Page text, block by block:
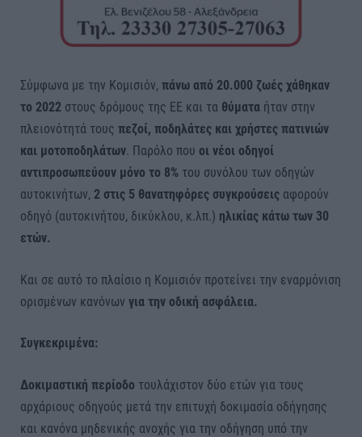
Σύμφωνα με την Κομισιόν, πάνω από 20.000 ζωές χάθηκαν
το 2022 στους δρόμους της ΕΕ και τα θύματα ήταν στην
πλειονότητά τους πεζοί, ποδηλάτες και χρήστες πατινιών
και μοτοποδηλάτων. Παρόλο που οι νέοι οδηγοί
αντιπροσωπεύουν μόνο το 8% του συνόλου των οδηγών
αυτοκινήτων, 2 στις 5 θανατηφόρες συγκρούσεις αφορούν
οδηγό (αυτοκινήτου, δικύκλου, κ.λπ.) ηλικίας κάτω των 30
ετών.
Και σε αυτό το πλαίσιο η Κομισιόν προτείνει την εναρμόνιση
ορισμένων κανόνων για την οδική ασφάλεια.
Συγκεκριμένα:
Δοκιμαστική περίοδο τουλάχιστον δύο ετών για τους
αρχάριους οδηγούς μετά την επιτυχή δοκιμασία οδήγησης
και κανόνα μηδενικής ανοχής για την οδήγηση υπό την